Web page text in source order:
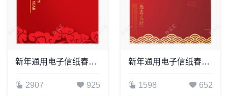
新年通用电子信纸春节信纸背景word模板(10)
2907 925
新年通用电子信纸春节信纸背景word模板(3)
1598 652